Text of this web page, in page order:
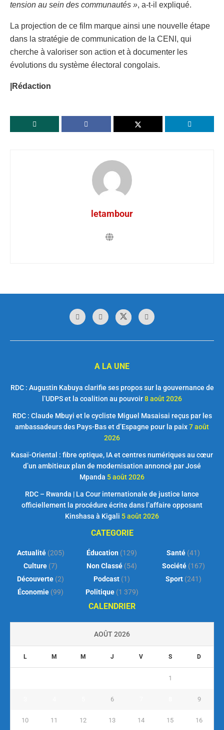
tension au sein des communautés », a-t-il expliqué.
La projection de ce film marque ainsi une nouvelle étape
dans la stratégie de communication de la CENI, qui
cherche à valoriser son action et à documenter les
évolutions du système électoral congolais.
|Rédaction
letambour
A LA UNE
RDC : Augustin Kabuya clarifie ses propos sur la gouvernance de
l’UDPS et la coalition au pouvoir8 août 2026
RDC : Claude Mbuyi et le cycliste Miguel Masaisai reçus par les
ambassadeurs des Pays-Bas et d’Espagne pour la paix7 août
2026
Kasaï-Oriental : fibre optique, IA et centres numériques au cœur
d’un ambitieux plan de modernisation annoncé par José
Mpanda 5 août 2026
RDC – Rwanda | La Cour internationale de justice lance
officiellement la procédure écrite dans l’affaire opposant
Kinshasa à Kigali 5 août 2026
CATEGORIE
Actualité(205)
Culture (7)
Découverte (2)
Économie (99)
Éducation (129)
Non Classé (54)
Podcast (1)
Politique(1 379)
Santé (41)
Société(167)
Sport(241)
CALENDRIER
AOÛT 2026
L M M J V S D
1
6 9
10 11 12 13 14 15 16